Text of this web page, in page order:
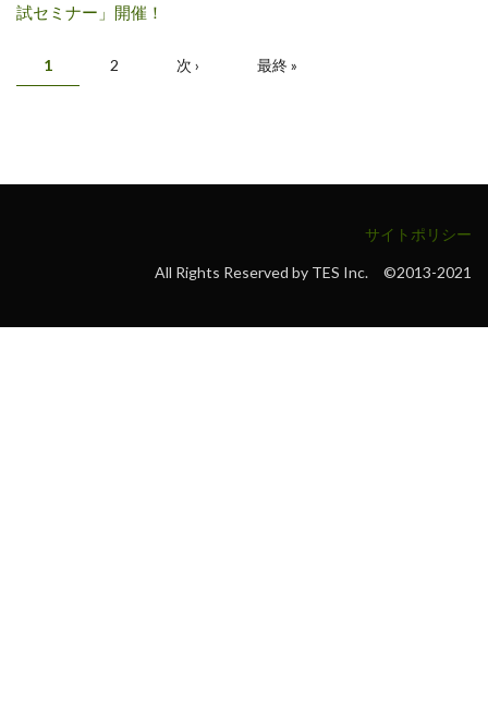
試セミナー」開催！
Pages
1 2 次 › 最終 »
サイトポリシー
All Rights Reserved by TES Inc. ©2013-2021